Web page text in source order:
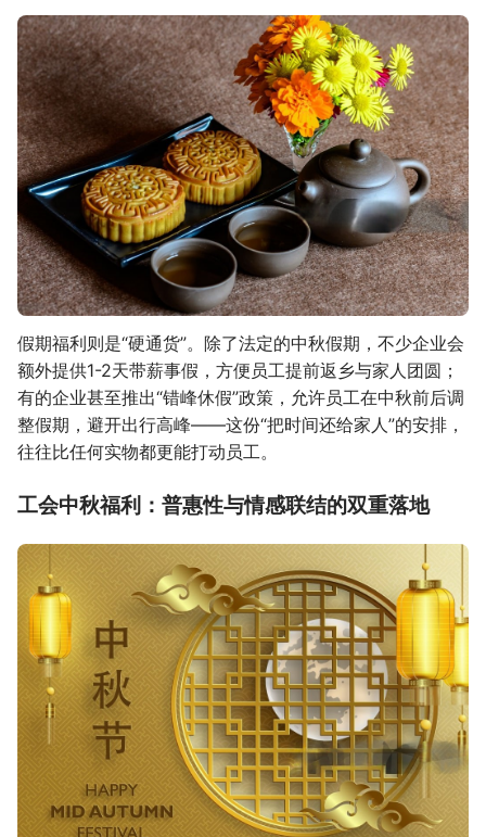
假期福利则是“硬通货”。除了法定的中秋假期，不少企业会
额外提供1-2天带薪事假，方便员工提前返乡与家人团圆；
有的企业甚至推出“错峰休假”政策，允许员工在中秋前后调
整假期，避开出行高峰——这份“把时间还给家人”的安排，
往往比任何实物都更能打动员工。
工会中秋福利：普惠性与情感联结的双重落地